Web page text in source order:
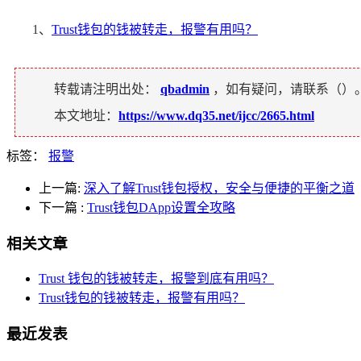
1、 Trust钱包的钱被转走，报警有用吗？
转载请注明出处： qbadmin ，如有疑问，请联系（）
本文地址： https://www.dq35.net/ijcc/2665.html
标签： 报警
上一篇: 深入了解Trust钱包授权，安全与便捷的平衡之道
下一篇 : Trust钱包DApp设置全攻略
相关文章
Trust 钱包的钱被转走，报警到底有用吗？
Trust钱包的钱被转走，报警有用吗？
最近发表